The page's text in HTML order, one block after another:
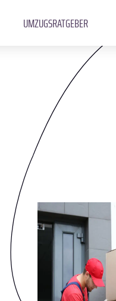
UMZUGSRATGEBER